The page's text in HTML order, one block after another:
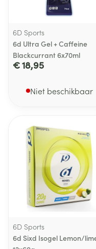
6D Sports
6d Ultra Gel + Caffeine
Blackcurrant 6x70ml
€ 18,95
Niet beschikbaar
6D Sports
6d Sixd Isogel Lemon/